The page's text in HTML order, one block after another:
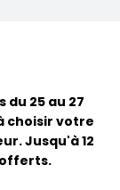
du 25 au 27
choisir votre
Jusqu'à 12